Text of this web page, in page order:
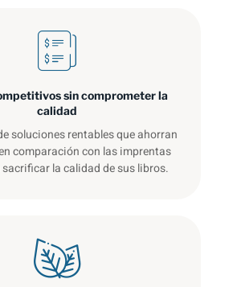
sin comprometer la
calidad
soluciones rentables que ahorran
comparación con las imprentas
sacrificar la calidad de sus libros.